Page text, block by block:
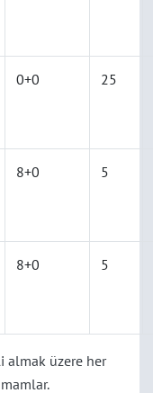
0+0 25
8+0 5
8+0 5
almak üzere her